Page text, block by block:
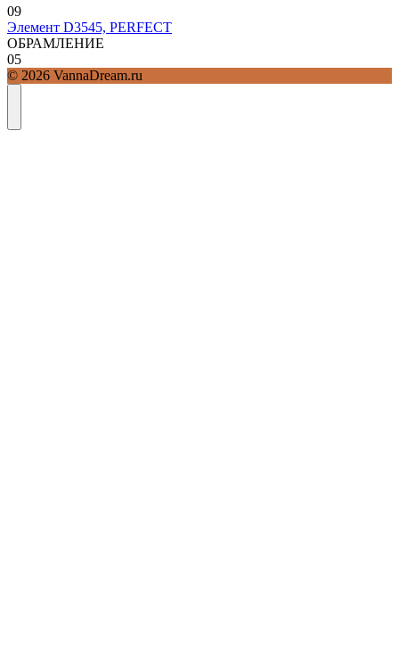
09
Элемент D3545, PERFECT
ОБРАМЛЕНИЕ
05
© 2026 VannaDream.ru